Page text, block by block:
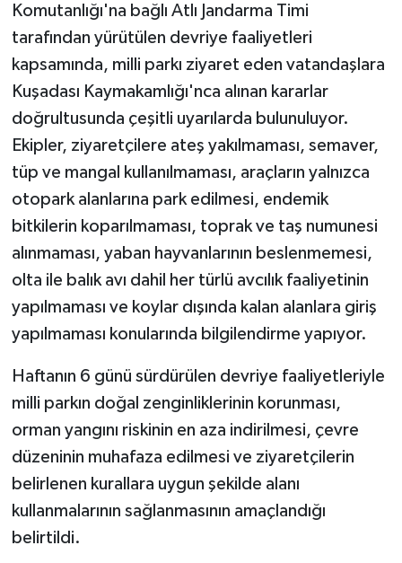
Komutanlığı'na bağlı Atlı Jandarma Timi
tarafından yürütülen devriye faaliyetleri
kapsamında, milli parkı ziyaret eden vatandaşlara
Kuşadası Kaymakamlığı'nca alınan kararlar
doğrultusunda çeşitli uyarılarda bulunuluyor.
Ekipler, ziyaretçilere ateş yakılmaması, semaver,
tüp ve mangal kullanılmaması, araçların yalnızca
otopark alanlarına park edilmesi, endemik
bitkilerin koparılmaması, toprak ve taş numunesi
alınmaması, yaban hayvanlarının beslenmemesi,
olta ile balık avı dahil her türlü avcılık faaliyetinin
yapılmaması ve koylar dışında kalan alanlara giriş
yapılmaması konularında bilgilendirme yapıyor.
Haftanın 6 günü sürdürülen devriye faaliyetleriyle
milli parkın doğal zenginliklerinin korunması,
orman yangını riskinin en aza indirilmesi, çevre
düzeninin muhafaza edilmesi ve ziyaretçilerin
belirlenen kurallara uygun şekilde alanı
kullanmalarının sağlanmasının amaçlandığı
belirtildi.